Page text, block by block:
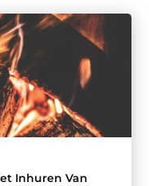
Inhuren Van